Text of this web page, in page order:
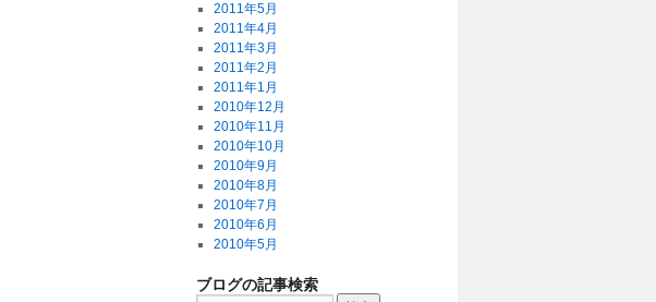
2011年5月
2011年4月
2011年3月
2011年2月
2011年1月
2010年12月
2010年11月
2010年10月
2010年9月
2010年8月
2010年7月
2010年6月
2010年5月
ブログの記事検索